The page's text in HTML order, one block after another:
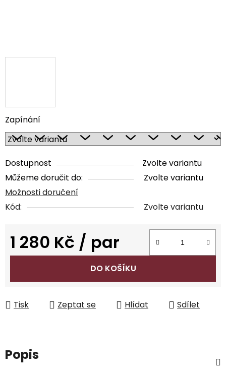
Zapínání
Dostupnost
Zvolte variantu
Můžeme doručit do:
Zvolte variantu
Možnosti doručení
Kód:
Zvolte variantu
1 280 Kč / par
Měrná cena:
DO KOŠÍKU
Tisk Zeptat se Hlídat Sdílet
Popis